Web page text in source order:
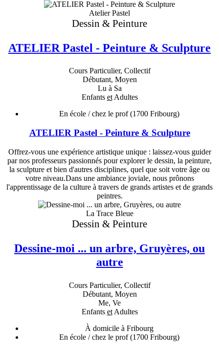
Atelier Pastel
Dessin & Peinture
ATELIER Pastel - Peinture & Sculpture
Cours Particulier, Collectif
Débutant, Moyen
Lu à Sa
Enfants etAdultes
En école / chez le prof(1700 Fribourg)
ATELIER Pastel - Peinture & Sculpture
Offrez-vous une expérience artistique unique : laissez-vous guider
par nos professeurs passionnés pour explorer le dessin, la peinture,
la sculpture et bien d'autres disciplines, quel que soit votre âge ou
votre niveau.Dans une ambiance joviale, nous prônons
l'apprentissage de la culture à travers de grands artistes et de grands
peintres.
La Trace Bleue
Dessin & Peinture
Dessine-moi ... un arbre, Gruyères, ou
autre
Cours Particulier, Collectif
Débutant, Moyen
Me, Ve
Enfants etAdultes
À domicile à Fribourg
En école / chez le prof(1700 Fribourg)